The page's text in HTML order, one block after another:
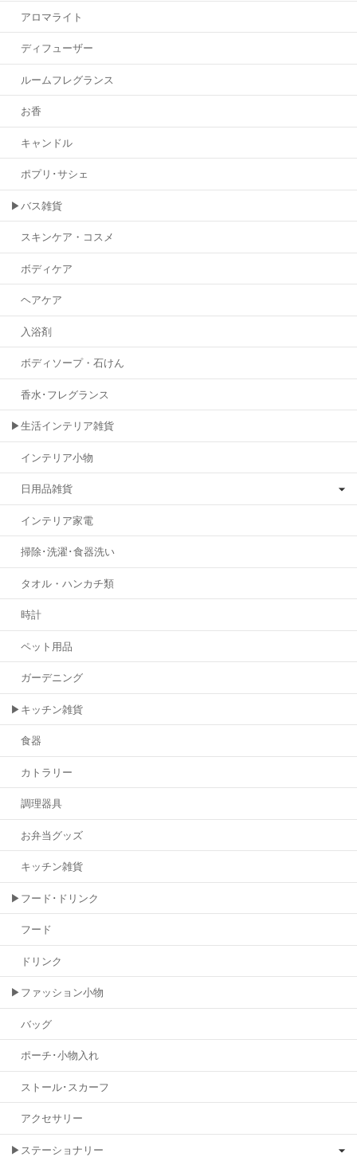
アロマライト
ディフューザー
ルームフレグランス
お香
キャンドル
ポプリ･サシェ
▶バス雑貨
スキンケア・コスメ
ボディケア
ヘアケア
入浴剤
ボディソープ・石けん
香水･フレグランス
▶生活インテリア雑貨
インテリア小物
日用品雑貨
インテリア家電
掃除･洗濯･食器洗い
タオル・ハンカチ類
時計
ペット用品
ガーデニング
▶キッチン雑貨
食器
カトラリー
調理器具
お弁当グッズ
キッチン雑貨
▶フード･ドリンク
フード
ドリンク
▶ファッション小物
バッグ
ポーチ･小物入れ
ストール･スカーフ
アクセサリー
▶ステーショナリー